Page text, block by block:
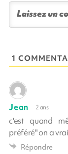
1
Jean 2 ans
c'est quand
préféré" on a
Répondre